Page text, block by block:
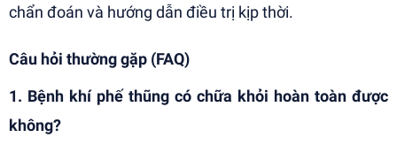
chẩn đoán và hướng dẫn điều trị kịp thời.
Câu hỏi thường gặp (FAQ)
1. Bệnh khí phế thũng có chữa khỏi hoàn toàn được
không?